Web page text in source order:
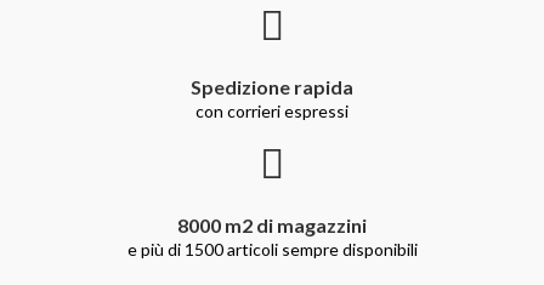
Spedizione rapida
con corrieri espressi
8000 m2 di magazzini
e più di 1500 articoli sempre disponibili